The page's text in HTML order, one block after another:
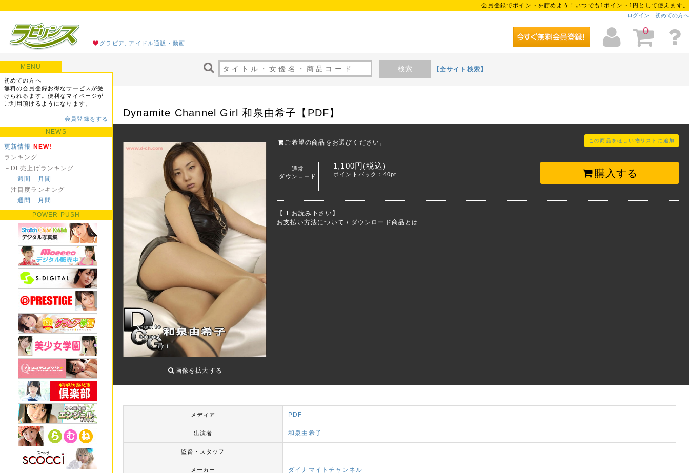
会員登録でポイントを貯めよう！いつでも1ポイント1円として使えます。
ログイン
初めての方へ
グラビア, アイドル通販・動画
0
検索 【全サイト検索】
MENU
初めての方へ
無料の会員登録お得なサービスが受
けられるます。便利なマイページが
ご利用頂けるようになります。
会員登録をする
NEWS
更新情報 NEW!
ランキング
－DL売上げランキング
週間
月間
－注目度ランキング
週間
月間
POWER PUSH
Dynamite Channel Girl 和泉由希子【PDF】
画像を拡大する
ご希望の商品をお選びください。 この商品をほしい物リストに追加
購入する
通常
ダウンロード
1,100円(税込)
ポイントバック：40pt
【
お読み下さい】
お支払い方法について / ダウンロード商品とは
メディア PDF
出演者 和泉由希子
監督・スタッフ
メーカー ダイナマイトチャンネル